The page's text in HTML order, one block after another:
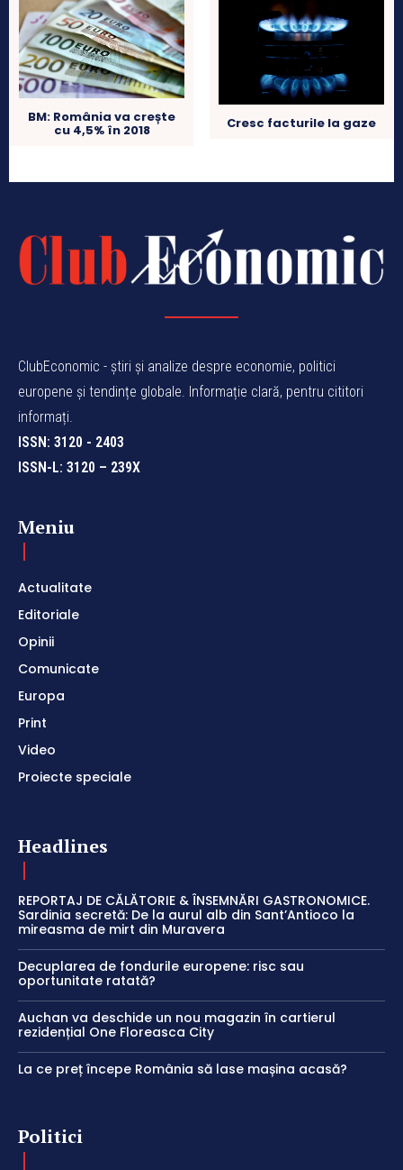
BM: România va crește
cu 4,5% în 2018 Cresc facturile la gaze
ClubEconomic - știri și analize despre economie, politici
europene și tendințe globale. Informație clară, pentru cititori
informați.
ISSN: 3120 - 2403
ISSN-L: 3120 – 239X
Meniu
Actualitate
Editoriale
Opinii
Comunicate
Europa
Print
Video
Proiecte speciale
Headlines
REPORTAJ DE CĂLĂTORIE & ÎNSEMNĂRI GASTRONOMICE.
Sardinia secretă: De la aurul alb din Sant’Antioco la
mireasma de mirt din Muravera
Decuplarea de fondurile europene: risc sau
oportunitate ratată?
Auchan va deschide un nou magazin în cartierul
rezidențial One Floreasca City
La ce preț începe România să lase mașina acasă?
Politici